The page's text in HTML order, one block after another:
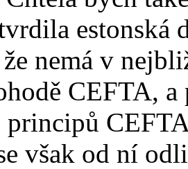
estonská
nemá v
CEFTA,
principů
však od ní